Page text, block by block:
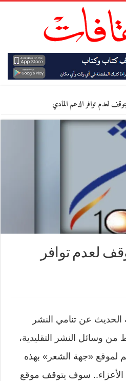
لعدم توافر الدعم المادي
لعدم توافر
الحديث عن تنامي النشر
من وسائل النشر التقليدية،
لموقع «جهة الشعر» بهذه
الأعزاء.. سوف يتوقف موقع